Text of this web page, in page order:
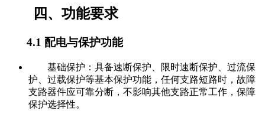
四、功能要求
4.1 配电与保护功能
基础保护：具备速断保护、限时速断保护、过流保
护、过载保护等基本保护功能，任何支路短路时，故障
支路器件应可靠分断，不影响其他支路正常工作，保障
保护选择性。